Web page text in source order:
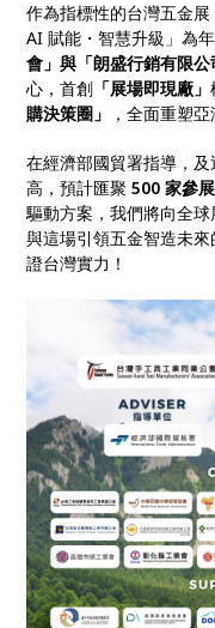
作為指標性的台灣五金
AI 賦能・智慧升級」為年
會」與「朗盛行銷有限
心，首創 「展場即現廠」
購決策圈」
，全面重塑
在經濟部國貿署指導，
高，預計匯聚500 家參
驅動方案，我們將向全
與這場引領五金智造未
證台灣實力！